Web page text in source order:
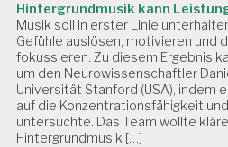
Hintergrundmusik kann
Musik soll in erster Linie
Gefühle auslösen, motivieren und
fokussieren. Zu diesem Ergebnis
um den Neurowissenschaftler
Universität Stanford (USA), indem
auf die Konzentrationsfähigkeit
untersuchte. Das Team wollte
Hintergrundmusik […]